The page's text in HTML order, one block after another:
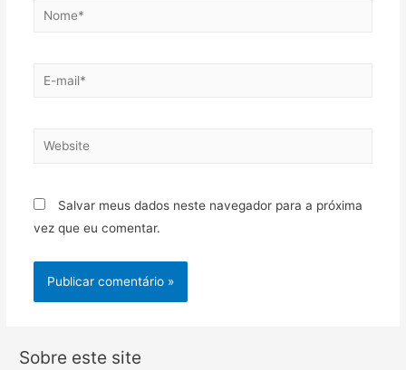
Salvar meus dados neste navegador para a próxima
vez que eu comentar.
Sobre este site